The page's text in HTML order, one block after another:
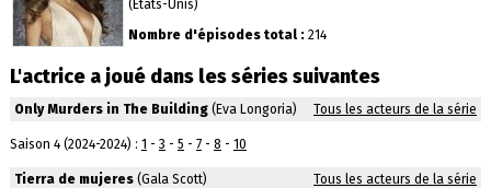
(Etats-Unis)
Nombre d'épisodes total : 214
L'actrice a joué dans les séries suivantes
Only Murders in The Building(Eva Longoria) Tous les acteurs de la série
Saison 4 (2024-2024) : 1 - 3 - 5 - 7- 8 - 10
Tierra de mujeres(Gala Scott) Tous les acteurs de la série